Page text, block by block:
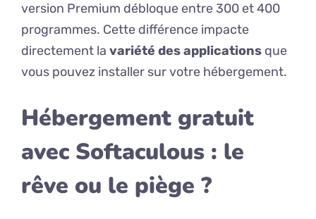
version Premium débloque entre 300 et 400
programmes. Cette différence impacte
directement la variété des applications que
vous pouvez installer sur votre hébergement.
Hébergement gratuit
avec Softaculous : le
rêve ou le piège ?